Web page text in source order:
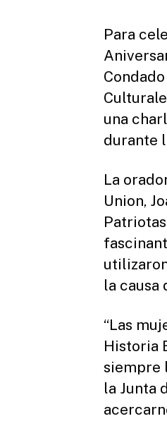
Para
una
durante
La
Union,
la causa
“Las
Historia
siempre
la Junta